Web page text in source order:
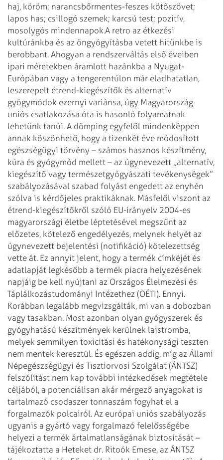
haj, köröm; narancsbőrmentes-feszes kötőszövet;
lapos has; csillogó szemek; karcsú test; pozitív,
mosolygós mindennapok.A retro az étkezési
kultúránkba és az öngyógyításba vetett hitünkbe is
berobbant. Ahogyan a rendszerváltás első éveiben
ipari méretekben áramlott hazánkba a Nyugat-
Európában vagy a tengerentúlon már eladhatatlan,
leszerepelt étrend-kiegészítők és alternatív
gyógymódok ezernyi variánsa, úgy Magyarország
uniós csatlakozása óta is hasonló folyamatnak
lehetünk tanúi. A dömping egyfelől mindenképpen
annak köszönhető, hogy a tizenkét éve módosított
egészségügyi törvény – számos hasznos készítmény,
kúra és gyógymód mellett – az úgynevezett „alternatív,
kiegészítő vagy természetgyógyászati tevékenységek”
szabályozásával szabad folyást engedett az enyhén
szólva is kérdőjeles praktikáknak. Másfelől viszont az
étrend-kiegészítőkről szóló EU-irányelv 2004-es
magyarországi életbe léptetésével megszűnt az
előzetes, kötelező engedélyezés, melynek helyét az
úgynevezett bejelentési (notifikáció) kötelezettség
vette át. Ez annyit jelent, hogy a termék címkéjét és
adatlapját legkésőbb a termék piacra helyezésének
napjáig be kell nyújtani az Országos Élelmezési és
Táplálkozástudományi Intézethez (OÉTI). Ennyi.
Korábban legalább megvizsgálták, mi van a dobozban
vagy tasakban. Most azonban olyan gyógyszerek és
gyógyhatású készítmények kerülnek lajstromba,
melyek semmilyen toxicitási és hatékonysági teszten
nem mentek keresztül. És egészen addig, míg az Állami
Népegészségügyi és Tisztiorvosi Szolgálat (ÁNTSZ)
felszólítást nem kap további intézkedések megtétele
céljából, a potenciálisan akár mérgező anyagokat is
tartalmazó csodaszer tonnaszám fogyhat el a
forgalmazók polcairól. Az európai uniós szabályozás
ugyanis a gyártó vagy forgalmazó felelősségébe
helyezi a termék ártalmatlanságának biztosítását –
tájékoztatta a Heteket dr. Ritoók Emese, az ÁNTSZ